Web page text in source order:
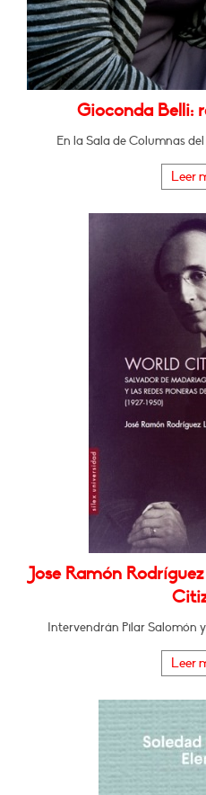
Gioconda Belli:
En la Sala de Columnas
Leer
Jose Ramón
Intervendrán Pilar Salomón
Leer